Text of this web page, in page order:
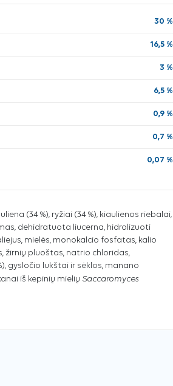
30 %
16,5 %
3 %
6,5 %
0,9 %
0,7 %
0,07 %
(34 %), ryžiai (34 %), kiaulienos riebalai,
dehidratuota liucerna, hidrolizuoti
mielės, monokalcio fosfatas, kalio
žirnių pluoštas, natrio chloridas,
gysločio lukštai ir sėklos, manano
iš kepinių mielių Saccaromyces